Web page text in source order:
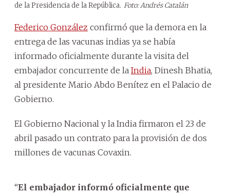
de la Presidencia de la República. Foto: Andrés Catalán
Federico González confirmó que la demora en la
entrega de las vacunas indias ya se había
informado oficialmente durante la visita del
embajador concurrente de la India, Dinesh Bhatia,
al presidente Mario Abdo Benítez en el Palacio de
Gobierno.
El Gobierno Nacional y la India firmaron el 23 de
abril pasado un contrato para la provisión de dos
millones de vacunas Covaxin.
“El embajador informó oficialmente que